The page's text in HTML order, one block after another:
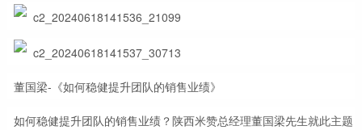
董国梁-《如何稳健提升团队的销售业绩》
如何稳健提升团队的销售业绩？陕西米赞总经理董国梁先生就此主题